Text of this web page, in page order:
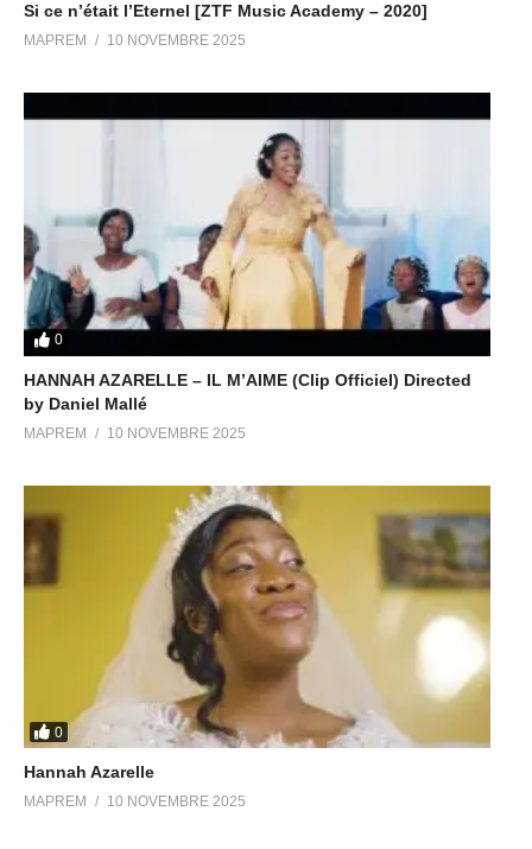
Si ce n’était l’Eternel [ZTF Music Academy – 2020]
MAPREM 10 NOVEMBRE 2025
0
HANNAH AZARELLE – IL M’AIME (Clip Officiel) Directed
by Daniel Mallé
MAPREM 10 NOVEMBRE 2025
0
Hannah Azarelle
MAPREM 10 NOVEMBRE 2025